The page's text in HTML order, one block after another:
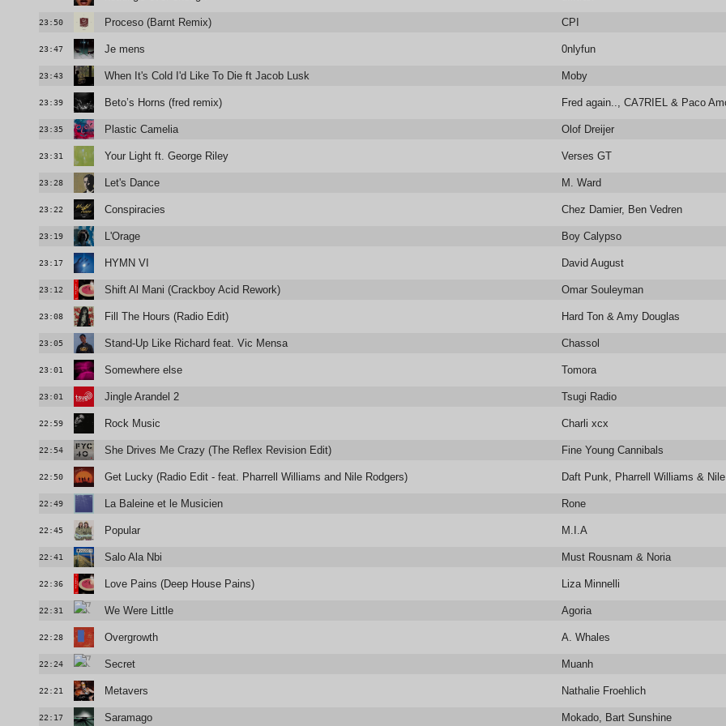
23:50 Proceso (Barnt Remix) CPI
23:47 Je mens 0nlyfun
23:43 When It's Cold I'd Like To Die ft Jacob Lusk Moby
23:39 Beto’s Horns (fred remix) Fred again.., CA7RIEL & Paco
23:35 Plastic Camelia Olof Dreijer
23:31 Your Light ft. George Riley Verses GT
23:28 Let's Dance M. Ward
23:22 Conspiracies Chez Damier, Ben Vedren
23:19 L'Orage Boy Calypso
23:17 HYMN VI David August
23:12 Shift Al Mani (Crackboy Acid Rework) Omar Souleyman
23:08 Fill The Hours (Radio Edit) Hard Ton & Amy Douglas
23:05 Stand-Up Like Richard feat. Vic Mensa Chassol
23:01 Somewhere else Tomora
23:01 Jingle Arandel 2 Tsugi Radio
22:59 Rock Music Charli xcx
22:54 She Drives Me Crazy (The Reflex Revision Edit) Fine Young Cannibals
22:50 Get Lucky (Radio Edit - feat. Pharrell Williams and Nile Rodgers) Daft Punk, Pharrell Williams &
22:49 La Baleine et le Musicien Rone
22:45 Popular M.I.A
22:41 Salo Ala Nbi Must Rousnam & Noria
22:36 Love Pains (Deep House Pains) Liza Minnelli
22:31 We Were Little Agoria
22:28 Overgrowth A. Whales
22:24 Secret Muanh
22:21 Metavers Nathalie Froehlich
22:17 Saramago Mokado, Bart Sunshine